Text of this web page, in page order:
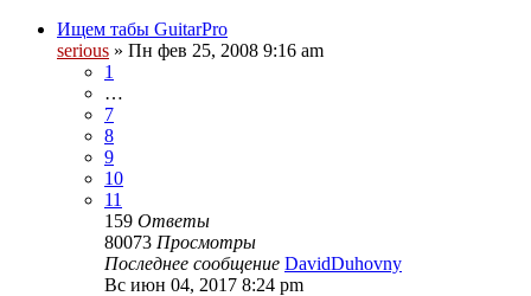
Ищем табы GuitarPro
serious » Пн фев 25, 2008 9:16 am
1
…
7
8
9
10
11
159 Ответы
80073 Просмотры
Последнее сообщение DavidDuhovny
Вс июн 04, 2017 8:24 pm